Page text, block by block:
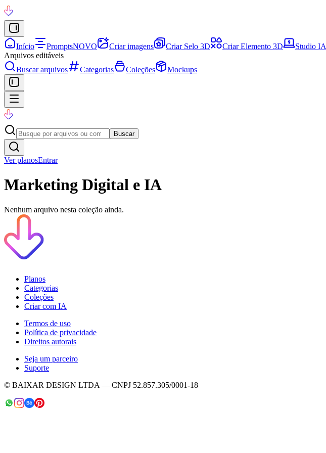
Início PromptsNOVO Criar imagens Criar Selo 3D Criar Elemento 3D Studio IA
Arquivos editáveis
Buscar arquivos
Categorias Coleções Mockups
Buscar
Ver planosEntrar
Marketing Digital e IA
Nenhum arquivo nesta coleção ainda.
Planos
Categorias
Coleções
Criar com IA
Termos de uso
Política de privacidade
Direitos autorais
Seja um parceiro
Suporte
© BAIXAR DESIGN LTDA — CNPJ 52.857.305/0001-18